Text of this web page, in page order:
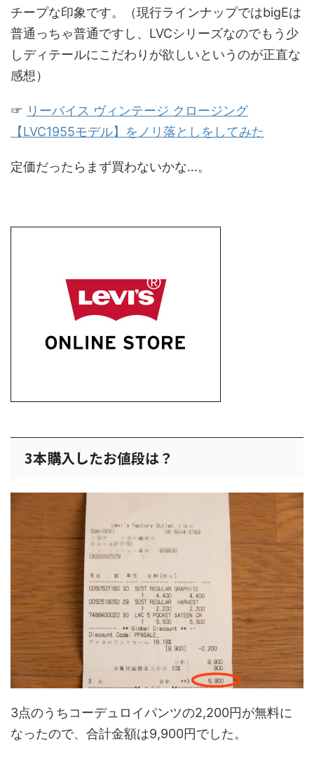
チープな印象です。（現行ラインナップではbigEは
普通っちゃ普通ですし、LVCシリーズなのでもう少
しディテールにこだわりが欲しいというのが正直な
感想）
☞ リーバイス ヴィンテージ クロージング
【LVC1955モデル】をノリ落としをしてみた
定価だったらまず買わないかな…。
3本購入したお値段は？
3点のうちコーデュロイパンツの2,200円が無料に
なったので、合計金額は9,900円でした。